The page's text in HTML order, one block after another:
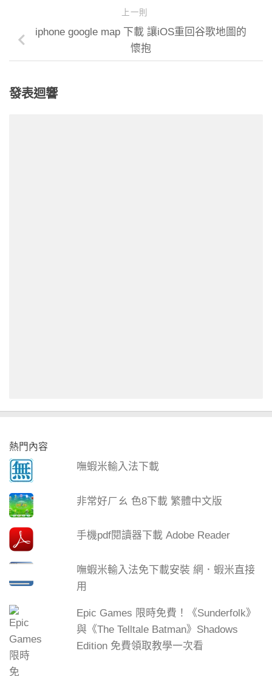
上一則
iphone google map 下載 讓iOS重回谷歌地圖的
懷抱
發表迴響
熱門內容
嘸蝦米輸入法下載
非常好ㄏㄠ 色8下載 繁體中文版
手機pdf閱讀器下載 Adobe Reader
嘸蝦米輸入法免下載安裝 網．蝦米直接
用
Epic Games 限時免費！《Sunderfolk》
與《The Telltale Batman》Shadows
Edition 免費領取教學一次看